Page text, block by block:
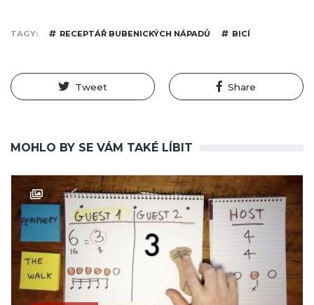
TAGY RECEPTÁŘ BUBENICKÝCH NÁPADŮ BICÍ
Tweet Share
MOHLO BY SE VÁM TAKÉ LÍBIT